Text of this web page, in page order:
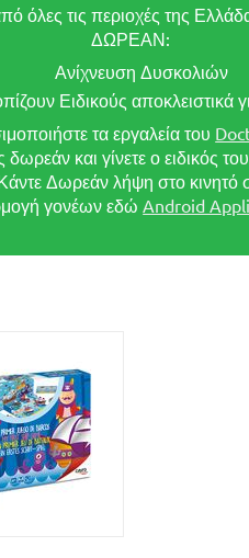
όλες τις περιοχές της
ΔΩΡΕΑΝ:
Ανίχνευση Δυσκολιών
Ειδικούς αποκλειστικά
τα εργαλεία του
δωρεάν και γίνετε ο ειδικός
Δωρεάν λήψη στο κινητό
γονέων εδώAndroid